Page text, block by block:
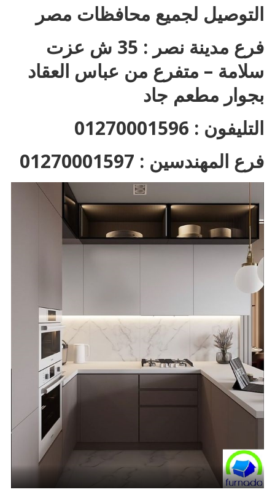
التوصيل لجميع محافظات مصر
فرع مدينة نصر : 35 ش عزت
سلامة – متفرع من عباس العقاد
بجوار مطعم جاد
التليفون : 01270001596
فرع المهندسين : 01270001597